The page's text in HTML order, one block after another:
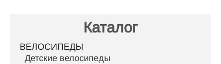
Каталог
ВЕЛОСИПЕДЫ
Детские велосипеды